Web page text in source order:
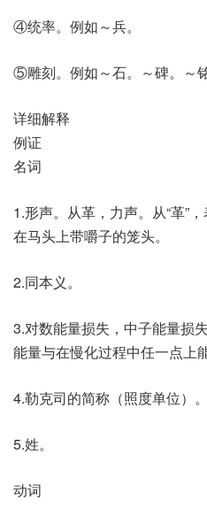
④统率。例如～兵。
⑤雕刻。例如～石。～碑。～铭
详细解释
例证
名词
1.形声。从革，力声。从“革”
在马头上带嚼子的笼头。
2.同本义。
3.对数能量损失，中子能量损
能量与在慢化过程中任一点上
4.勒克司的简称（照度单位）。
5.姓。
动词